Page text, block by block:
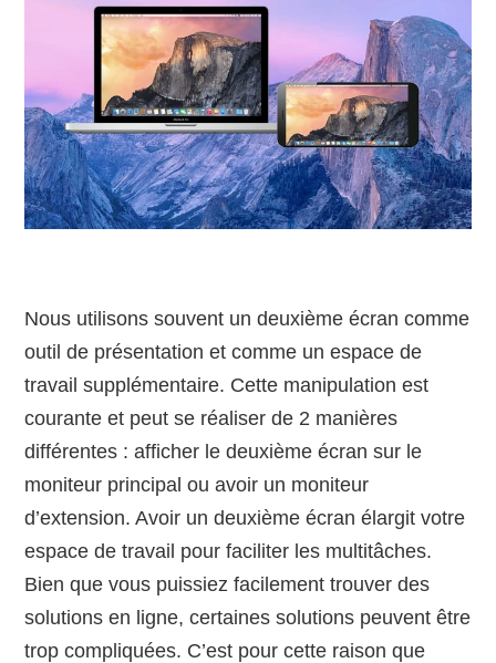
Nous utilisons souvent un deuxième écran comme
outil de présentation et comme un espace de
travail supplémentaire. Cette manipulation est
courante et peut se réaliser de 2 manières
différentes : afficher le deuxième écran sur le
moniteur principal ou avoir un moniteur
d’extension. Avoir un deuxième écran élargit votre
espace de travail pour faciliter les multitâches.
Bien que vous puissiez facilement trouver des
solutions en ligne, certaines solutions peuvent être
trop compliquées. C’est pour cette raison que